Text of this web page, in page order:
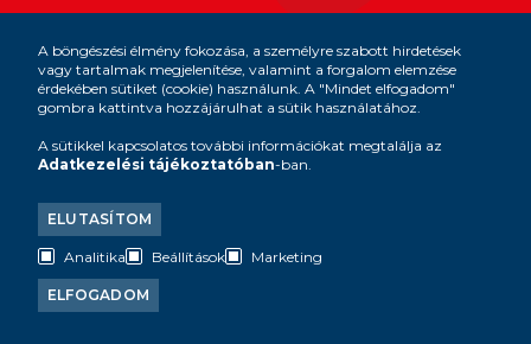
design &
development by
A Brustor a SOLLIS Outdoor Living csoport tagja:
A böngészési élmény fokozása, a személyre szabott hirdetések
vagy tartalmak megjelenítése, valamint a forgalom elemzése
érdekében sütiket (cookie) használunk. A "Mindet elfogadom"
gombra kattintva hozzájárulhat a sütik használatához.
A sütikkel kapcsolatos további információkat megtalálja az
Adatkezelési tájékoztatóban-ban.
ELUTASÍTOM
Analitika Beállítások Marketing
ELFOGADOM